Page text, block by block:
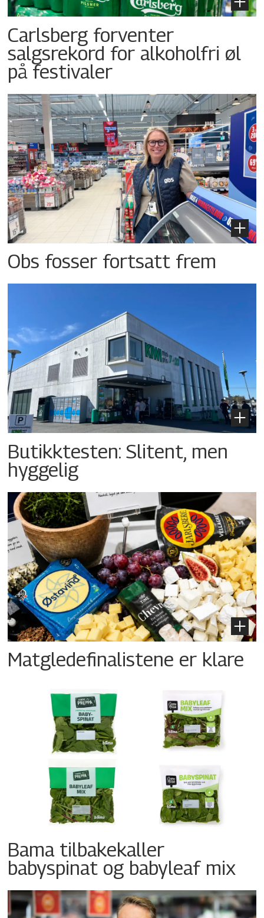
Carlsberg forventer
salgsrekord for alkoholfri øl
på festivaler
Obs fosser fortsatt frem
Butikktesten: Slitent, men
hyggelig
Matgledefinalistene er klare
Bama tilbakekaller
babyspinat og babyleaf mix